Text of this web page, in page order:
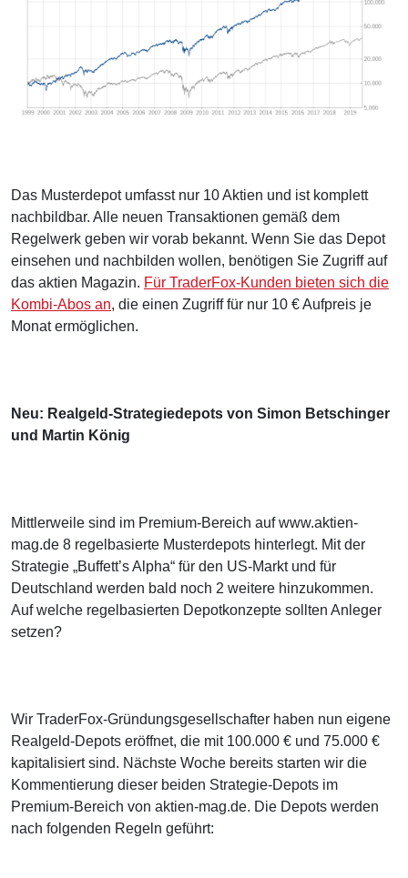
Das Musterdepot umfasst nur 10 Aktien und ist komplett
nachbildbar. Alle neuen Transaktionen gemäß dem
Regelwerk geben wir vorab bekannt. Wenn Sie das Depot
einsehen und nachbilden wollen, benötigen Sie Zugriff auf
das aktien Magazin. Für TraderFox-Kunden bieten sich die
Kombi-Abos an, die einen Zugriff für nur 10 € Aufpreis je
Monat ermöglichen.
Neu: Realgeld-Strategiedepots von Simon Betschinger
und Martin König
Mittlerweile sind im Premium-Bereich auf www.aktien-
mag.de 8 regelbasierte Musterdepots hinterlegt. Mit der
Strategie „Buffett’s Alpha“ für den US-Markt und für
Deutschland werden bald noch 2 weitere hinzukommen.
Auf welche regelbasierten Depotkonzepte sollten Anleger
setzen?
Wir TraderFox-Gründungsgesellschafter haben nun eigene
Realgeld-Depots eröffnet, die mit 100.000 € und 75.000 €
kapitalisiert sind. Nächste Woche bereits starten wir die
Kommentierung dieser beiden Strategie-Depots im
Premium-Bereich von aktien-mag.de. Die Depots werden
nach folgenden Regeln geführt: